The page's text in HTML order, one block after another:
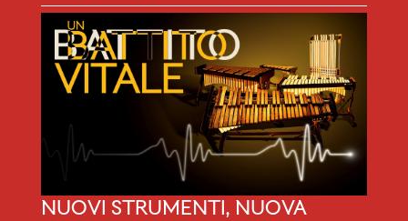
NUOVI STRUMENTI, NUOVA